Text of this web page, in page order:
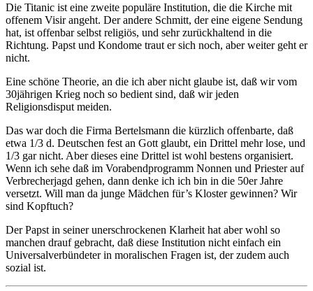
Die Titanic ist eine zweite populäre Institution, die die Kirche mit
offenem Visir angeht. Der andere Schmitt, der eine eigene Sendung
hat, ist offenbar selbst religiös, und sehr zurückhaltend in die
Richtung. Papst und Kondome traut er sich noch, aber weiter geht er
nicht.
Eine schöne Theorie, an die ich aber nicht glaube ist, daß wir vom
30jährigen Krieg noch so bedient sind, daß wir jeden
Religionsdisput meiden.
Das war doch die Firma Bertelsmann die kürzlich offenbarte, daß
etwa 1/3 d. Deutschen fest an Gott glaubt, ein Drittel mehr lose, und
1/3 gar nicht. Aber dieses eine Drittel ist wohl bestens organisiert.
Wenn ich sehe daß im Vorabendprogramm Nonnen und Priester auf
Verbrecherjagd gehen, dann denke ich ich bin in die 50er Jahre
versetzt. Will man da junge Mädchen für’s Kloster gewinnen? Wir
sind Kopftuch?
Der Papst in seiner unerschrockenen Klarheit hat aber wohl so
manchen drauf gebracht, daß diese Institution nicht einfach ein
Universalverbündeter in moralischen Fragen ist, der zudem auch
sozial ist.